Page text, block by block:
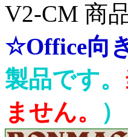
V2-CM 商
☆Office向
製品です。
ません。
）